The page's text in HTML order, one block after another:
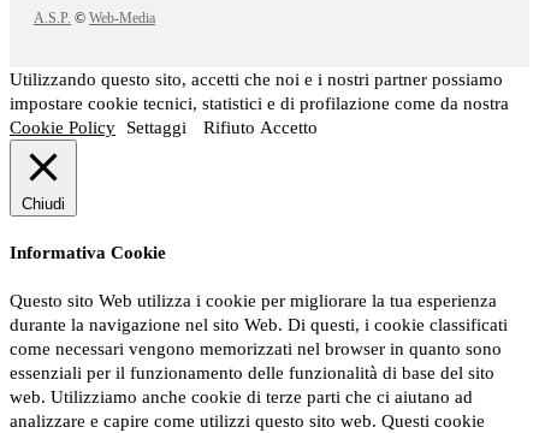
A.S.P. © Web-Media
Utilizzando questo sito, accetti che noi e i nostri partner possiamo
impostare cookie tecnici, statistici e di profilazione come da nostra
Cookie Policy
Settaggi Rifiuto Accetto
Chiudi
Informativa Cookie
Questo sito Web utilizza i cookie per migliorare la tua esperienza
durante la navigazione nel sito Web. Di questi, i cookie classificati
come necessari vengono memorizzati nel browser in quanto sono
essenziali per il funzionamento delle funzionalità di base del sito
web. Utilizziamo anche cookie di terze parti che ci aiutano ad
analizzare e capire come utilizzi questo sito web. Questi cookie